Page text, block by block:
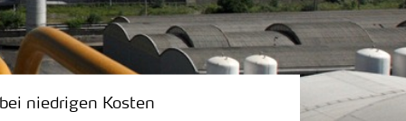
niedrigen Kosten